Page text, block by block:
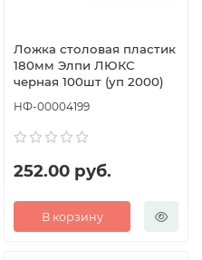
Ложка столовая пластик
180мм Элпи ЛЮКС
черная 100шт (уп 2000)
НФ-00004199
252.00 руб.
В корзину